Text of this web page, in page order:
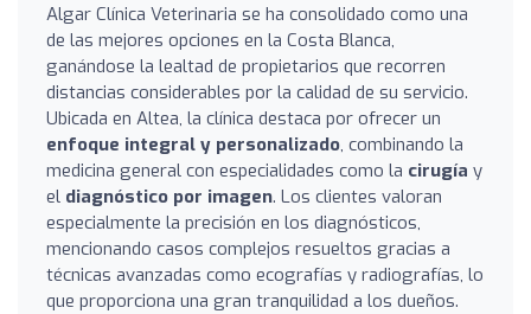
Algar Clínica Veterinaria se ha consolidado como una
de las mejores opciones en la Costa Blanca,
ganándose la lealtad de propietarios que recorren
distancias considerables por la calidad de su servicio.
Ubicada en Altea, la clínica destaca por ofrecer un
enfoque integral y personalizado, combinando la
medicina general con especialidades como la cirugía y
el diagnóstico por imagen. Los clientes valoran
especialmente la precisión en los diagnósticos,
mencionando casos complejos resueltos gracias a
técnicas avanzadas como ecografías y radiografías, lo
que proporciona una gran tranquilidad a los dueños.